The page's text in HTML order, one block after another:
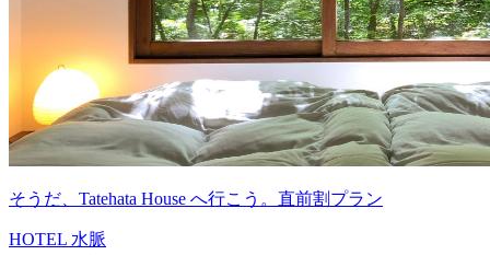
そうだ、Tatehata House へ行こう。直前割プラン
HOTEL 水脈